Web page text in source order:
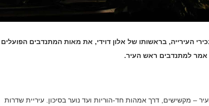
העירייה, בראשותו של אלון דוידי, את מאות המתנדבים הפועלים
אמר למתנדבים ראש העיר.
– מקשישים, דרך אמהות חד-הוריות ועד נוער בסיכון. עיריית שדרות